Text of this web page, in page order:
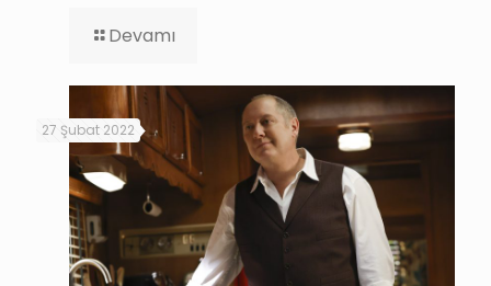
Devamı
Blacklist
9.
Sezon
16.
Bölüm
“Helen
Maghi”
27 Şubat 2022